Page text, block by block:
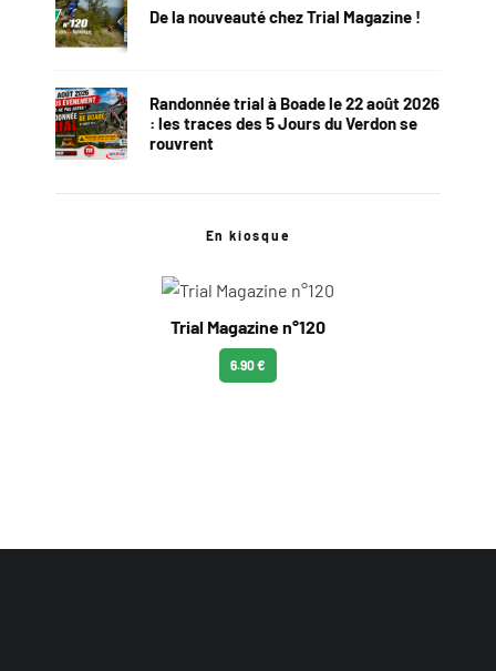
De la nouveauté chez Trial Magazine !
Randonnée trial à Boade le 22 août 2026
: les traces des 5 Jours du Verdon se
rouvrent
En kiosque
Trial Magazine n°120
6.90 €